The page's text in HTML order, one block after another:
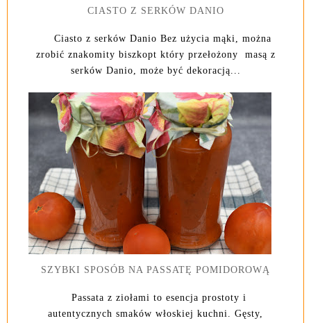
CIASTO Z SERKÓW DANIO
Ciasto z serków Danio Bez użycia mąki, można
zrobić znakomity biszkopt który przełożony masą z
serków Danio, może być dekoracją...
SZYBKI SPOSÓB NA PASSATĘ POMIDOROWĄ
Passata z ziołami to esencja prostoty i
autentycznych smaków włoskiej kuchni. Gęsty,